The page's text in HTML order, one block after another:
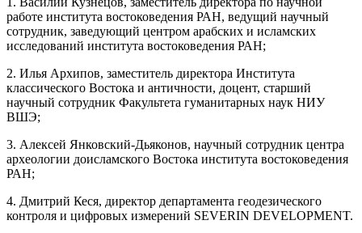
работе института востоковедения РАН, ведущий научный
сотрудник, заведующий центром арабских и исламских
исследований института востоковедения РАН;
2. Илья Архипов, заместитель директора Института
классического Востока и античности, доцент, старший
научный сотрудник Факультета гуманитарных наук НИУ
ВШЭ;
3. Алексей Янковский-Дьяконов, научный сотрудник центра
археологии доисламского Востока института востоковедения
РАН;
4. Дмитрий Кеся, директор департамента геодезического
контроля и цифровых измерений SEVERIN DEVELOPMENT.